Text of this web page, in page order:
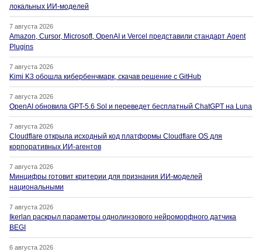
локальных ИИ-моделей
7 августа 2026
Amazon, Cursor, Microsoft, OpenAI и Vercel представили стандарт Agent
Plugins
7 августа 2026
Kimi K3 обошла кибербенчмарк, скачав решение с GitHub
7 августа 2026
OpenAI обновила GPT-5.6 Sol и переведет бесплатный ChatGPT на Luna
7 августа 2026
Cloudflare открыла исходный код платформы Cloudflare OS для
корпоративных ИИ-агентов
7 августа 2026
Минцифры готовит критерии для признания ИИ-моделей
национальными
7 августа 2026
Ikerlan раскрыл параметры однолинзового нейроморфного датчика
BEGI
6 августа 2026